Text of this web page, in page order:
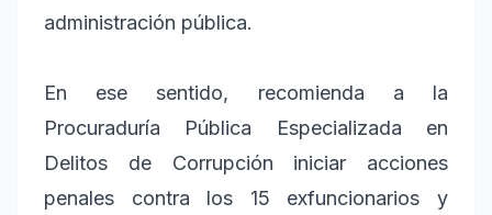
administración pública.
En ese sentido, recomienda a la
Procuraduría Pública Especializada en
Delitos de Corrupción iniciar acciones
penales contra los 15 exfuncionarios y